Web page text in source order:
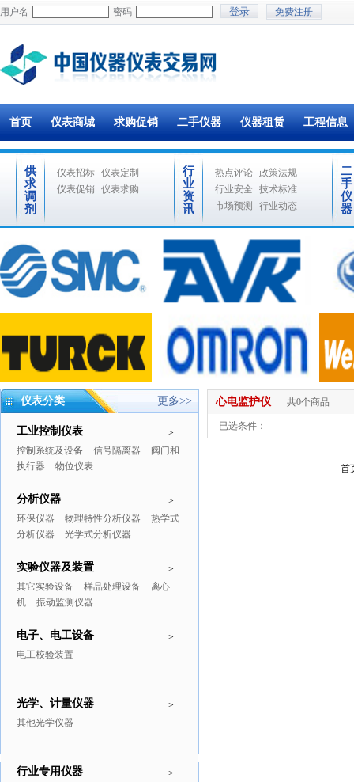
用户名 密码 免费注册
首页 仪表商城 求购促销 二手仪器 仪器租赁 工程信息
供
求
调
剂
仪表招标 仪表定制
仪表促销
仪表求购
行
业
资
讯
热点评论 政策法规
行业安全
技术标准
市场预测
行业动态
二
手
仪
器
仪表分类 更多>>
>
工业控制仪表
控制系统及设备 信号隔离器
阀门和
执行器
物位仪表
>
分析仪器
环保仪器 物理特性分析仪器
热学式
分析仪器
光学式分析仪器
>
实验仪器及装置
其它实验设备 样品处理设备
离心
机
振动监测仪器
>
电子、电工设备
电工校验装置
>
光学、计量仪器
其他光学仪器
>
行业专用仪器
推广商品 更多>>
心电监护仪 共0个商品
已选条件：
首